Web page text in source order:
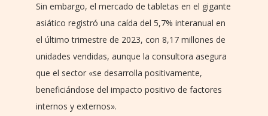
Sin embargo, el mercado de tabletas en el gigante
asiático registró una caída del 5,7% interanual en
el último trimestre de 2023, con 8,17 millones de
unidades vendidas, aunque la consultora asegura
que el sector «se desarrolla positivamente,
beneficiándose del impacto positivo de factores
internos y externos».